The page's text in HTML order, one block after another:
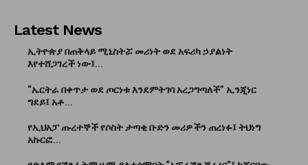
Latest News
ኢትዮጵያ በጠቅላይ ሚኒስትሯ መሪነት ወደ አፍሪካ ኃያልነት
እየተሸጋገረች ነው፤...
“ኤርትራ በቀጥታ ወደ ጦርነቱ እንደምትገባ አረጋግጣለች” ኢንጂነር
ግደይ፤ አቶ...
የኢህአፓ ጡረተኞች የሶስት ታጣቂ ቡድን መሪዎችን ጠረነፉ፤ ትህነግ
አኩርፎ...